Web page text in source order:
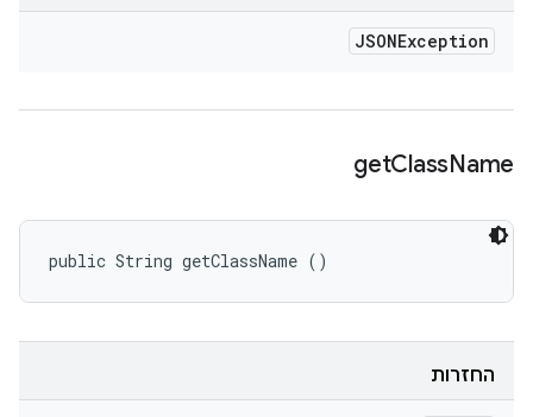
JSONException
getClassName
public String getClassName ()
החזרות